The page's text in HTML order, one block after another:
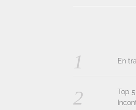
En
Top